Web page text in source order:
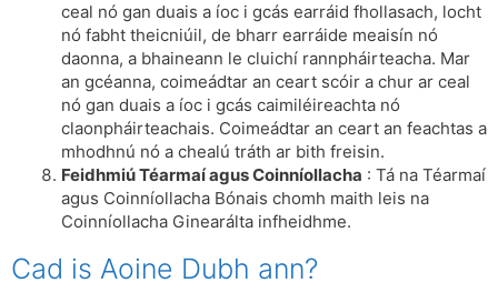
ceal nó gan duais a íoc i gcás earráid fhollasach, locht
nó fabht theicniúil, de bharr earráide meaisín nó
daonna, a bhaineann le cluichí rannpháirteacha. Mar
an gcéanna, coimeádtar an ceart scóir a chur ar ceal
nó gan duais a íoc i gcás caimiléireachta nó
claonpháirteachais. Coimeádtar an ceart an feachtas a
mhodhnú nó a chealú tráth ar bith freisin.
Feidhmiú Téarmaí agus Coinníollacha : Tá na Téarmaí
agus Coinníollacha Bónais chomh maith leis na
Coinníollacha Ginearálta infheidhme.
Cad is Aoine Dubh ann?